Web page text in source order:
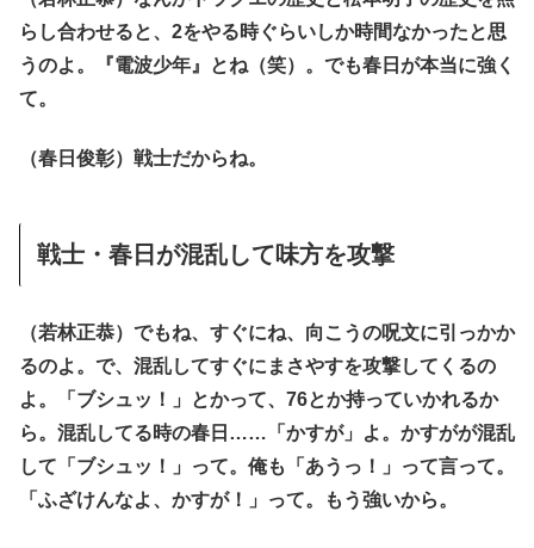
らし合わせると、2をやる時ぐらいしか時間なかったと思
うのよ。『電波少年』とね（笑）。でも春日が本当に強く
て。
（春日俊彰）戦士だからね。
戦士・春日が混乱して味方を攻撃
（若林正恭）でもね、すぐにね、向こうの呪文に引っかか
るのよ。で、混乱してすぐにまさやすを攻撃してくるの
よ。「ブシュッ！」とかって、76とか持っていかれるか
ら。混乱してる時の春日……「かすが」よ。かすがが混乱
して「ブシュッ！」って。俺も「あうっ！」って言って。
「ふざけんなよ、かすが！」って。もう強いから。